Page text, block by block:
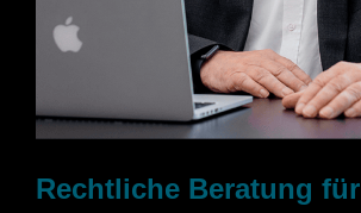
Rechtliche Beratung für